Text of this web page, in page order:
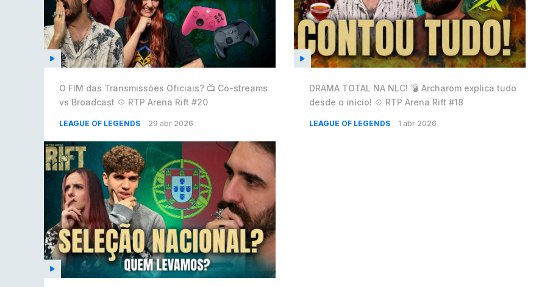
O FIM das Transmissões Oficiais? 📺 Co-streams
vs Broadcast 💠 RTP Arena Rift #20
LEAGUE OF LEGENDS 29 abr 2026
DRAMA TOTAL NA NLC! 💣 Archarom explica tudo
desde o início! 💠 RTP Arena Rift #18
LEAGUE OF LEGENDS 1 abr 2026